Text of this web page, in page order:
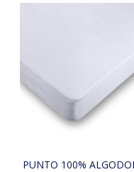
PUNTO 100%